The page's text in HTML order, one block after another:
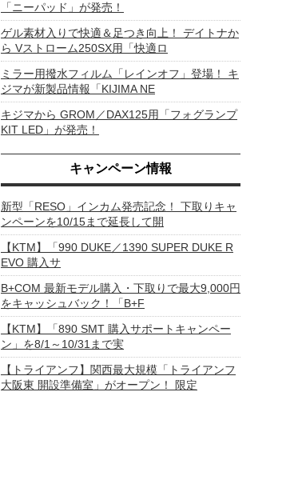
「ニーパッド」が発売！
ゲル素材入りで快適＆足つき向上！ デイトナか
ら Vストローム250SX用「快適ロ
ミラー用撥水フィルム「レインオフ」登場！ キ
ジマが新製品情報「KIJIMA NE
キジマから GROM／DAX125用「フォグランプ
KIT LED」が発売！
キャンペーン情報
新型「RESO」インカム発売記念！ 下取りキャ
ンペーンを10/15まで延長して開
【KTM】「990 DUKE／1390 SUPER DUKE R
EVO 購入サ
B+COM 最新モデル購入・下取りで最大9,000円
をキャッシュバック！「B+F
【KTM】「890 SMT 購入サポートキャンペー
ン」を8/1～10/31まで実
【トライアンフ】関西最大規模「トライアンフ
大阪東 開設準備室」がオープン！ 限定